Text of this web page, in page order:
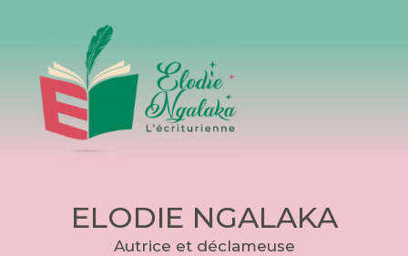
ELODIE NGALAKA
Autrice et déclameuse